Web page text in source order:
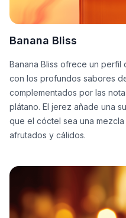
Banana Bliss
Banana Bliss ofrece un
con los profundos sabores
complementados por las
plátano. El jerez añade una
que el cóctel sea una
afrutados y cálidos.